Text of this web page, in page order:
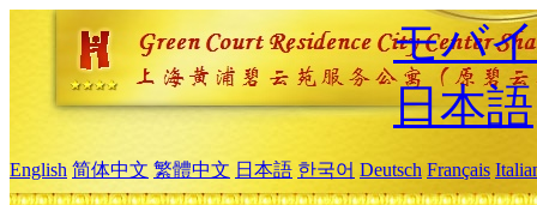
モバ
日本語
English 简体中文 繁體中文 日本語 한국어 Deutsch Français